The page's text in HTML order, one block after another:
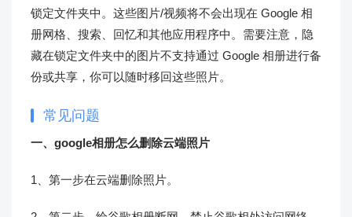
锁定文件夹中。这些图片/视频将不会出现在 Google 相
册网格、搜索、回忆和其他应用程序中。需要注意，隐
藏在锁定文件夹中的图片不支持通过 Google 相册进行备
份或共享，你可以随时移回这些照片。
常见问题
一、google相册怎么删除云端照片
1、第一步在云端删除照片。